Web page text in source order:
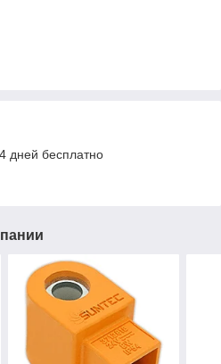
дней бесплатно